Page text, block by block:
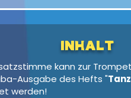
Inhalt
kann zur
Ausgabe des Hefts "
werden!